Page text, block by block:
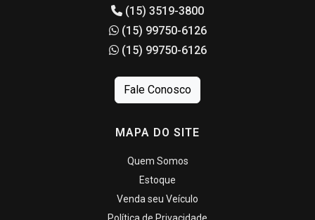
(15) 3519-3800
(15) 99750-6126
(15) 99750-6126
Fale Conosco
MAPA DO SITE
Quem Somos
Estoque
Venda seu Veículo